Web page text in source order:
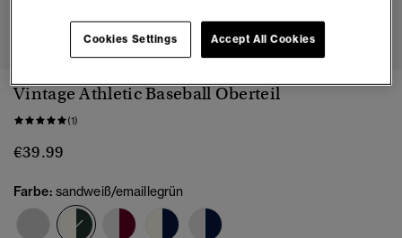
1 2 3 4 5 6
Vintage Athletic Baseball Oberteil
(1)
€39.99
Farbe: sandweiß/emaillegrün
Ausgewählt
Accept All Cookies
Cookies Settings